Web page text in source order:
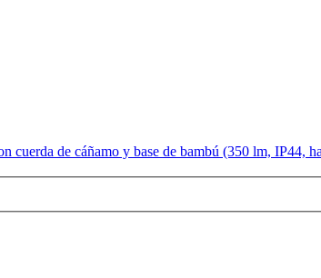
cuerda de cáñamo y base de bambú (350 lm, IP44,